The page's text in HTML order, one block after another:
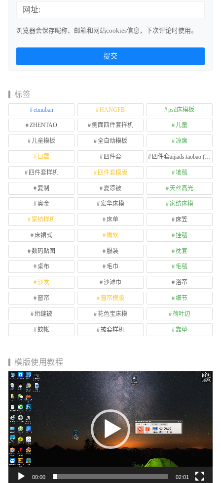
网址:
浏览器会保存昵称、邮箱和网站cookies信息，下次评论时使用。
标签
etmuban HANGFB psd床模板
ZHENTAO 侧面四件套样机 儿童
儿童模板 全自动模板 凉席
口罩 四件套 四件套aijiads.taobao (1639)
四件套样机 四件套模版 地毯
复制 夏凉被 天丝高光
奥金 宏华床模 家纺床模
家纺样机 床单 床笠
床裙式 微软 挂毯
数码贴图 服装 枕套
桌布 毛巾 毛毯
沙发 沙滩巾 浴帘
窗帘 窗帘模版 细节
绗缝被 花色宝床模 荷叶边
蚊帐 被套样机 靠垫
模版使用教程
视
频
播
放
器
00:00 02:01